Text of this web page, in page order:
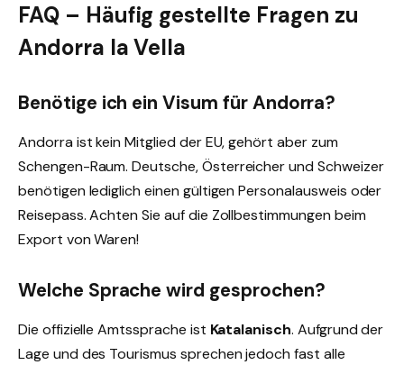
FAQ – Häufig gestellte Fragen zu
Andorra la Vella
Benötige ich ein Visum für Andorra?
Andorra ist kein Mitglied der EU, gehört aber zum
Schengen-Raum. Deutsche, Österreicher und Schweizer
benötigen lediglich einen gültigen Personalausweis oder
Reisepass. Achten Sie auf die Zollbestimmungen beim
Export von Waren!
Welche Sprache wird gesprochen?
Die offizielle Amtssprache ist Katalanisch. Aufgrund der
Lage und des Tourismus sprechen jedoch fast alle